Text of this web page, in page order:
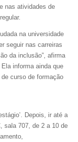
nas atividades de
na universidade
seguir nas carreiras
da inclusão”, afirma
informa ainda que
curso de formação
Depois, ir até a
sala 707, de 2 a 10 de